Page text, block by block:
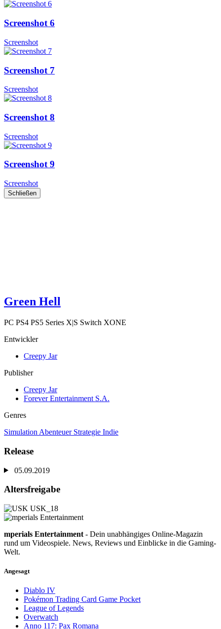
Screenshot 6
Screenshot
Screenshot 7
Screenshot
Screenshot 8
Screenshot
Screenshot 9
Screenshot
Schließen
Green Hell
PC PS4 PS5 Series X|S Switch XONE
Entwickler
Creepy Jar
Publisher
Creepy Jar
Forever Entertainment S.A.
Genres
Simulation Abenteuer Strategie Indie
Release
05.09.2019
Altersfreigabe
mperials Entertainment - Dein unabhängiges Online-Magazin
rund um Videospiele. News, Reviews und Einblicke in die Gaming-
Welt.
Angesagt
Diablo IV
Pokémon Trading Card Game Pocket
League of Legends
Overwatch
Anno 117: Pax Romana